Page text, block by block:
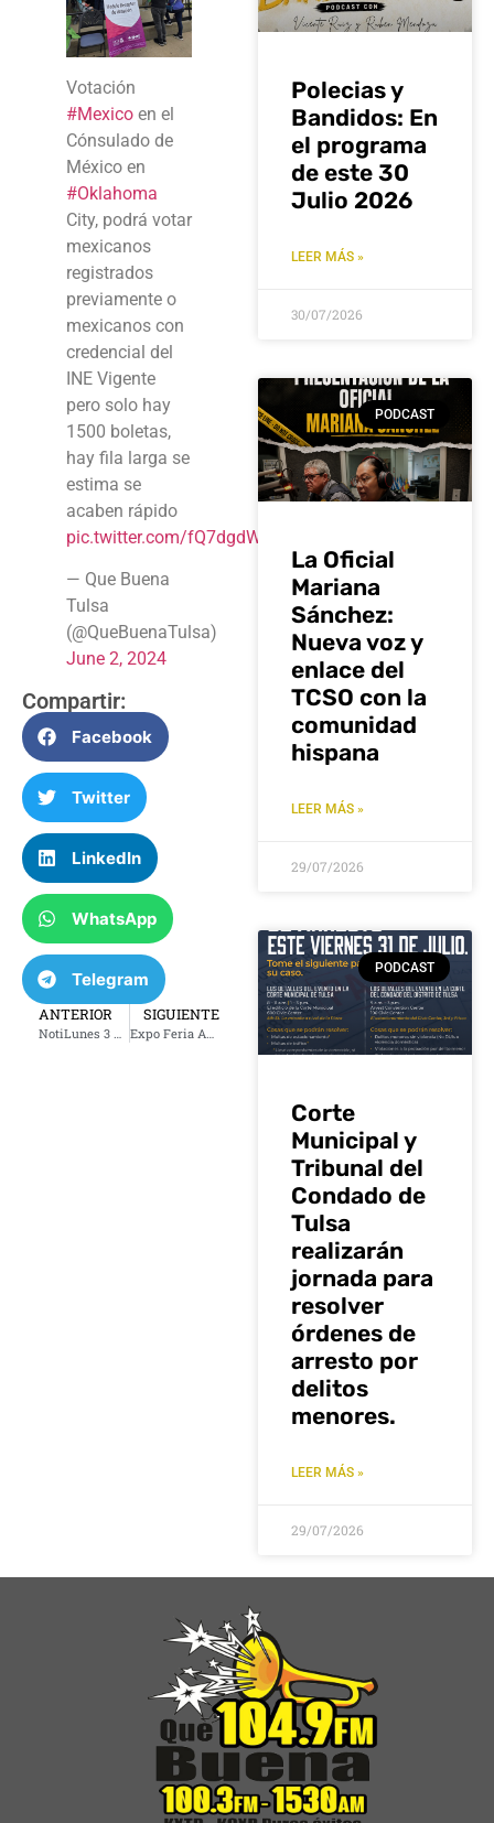
Votación
#Mexico en el
Cónsulado de
México en
#Oklahoma
City, podrá votar
mexicanos
registrados
previamente o
mexicanos con
credencial del
INE Vigente
pero solo hay
1500 boletas,
hay fila larga se
estima se
acaben rápido
pic.twitter.com/fQ7dgdWuh6
— Que Buena
Tulsa
(@QueBuenaTulsa)
June 2, 2024
Compartir:
Facebook
Twitter
LinkedIn
WhatsApp
Telegram
ANTERIOR
NotiLunes 3 de junio 2024
SIGUIENTE
Expo Feria Agropecuaria De Zacatecas en Tulsa Oklahoma
Polecias y
Bandidos: En
el programa
de este 30
Julio 2026
LEER MÁS »
30/07/2026
PODCAST
La Oficial
Mariana
Sánchez:
Nueva voz y
enlace del
TCSO con la
comunidad
hispana
LEER MÁS »
29/07/2026
PODCAST
Corte
Municipal y
Tribunal del
Condado de
Tulsa
realizarán
jornada para
resolver
órdenes de
arresto por
delitos
menores.
LEER MÁS »
29/07/2026